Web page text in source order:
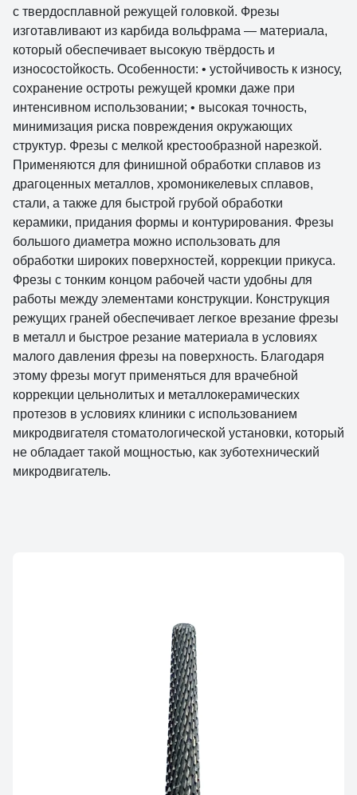
с твердосплавной режущей головкой. Фрезы
изготавливают из карбида вольфрама — материала,
который обеспечивает высокую твёрдость и
износостойкость. Особенности: • устойчивость к износу,
сохранение остроты режущей кромки даже при
интенсивном использовании; • высокая точность,
минимизация риска повреждения окружающих
структур. Фрезы с мелкой крестообразной нарезкой.
Применяются для финишной обработки сплавов из
драгоценных металлов, хромоникелевых сплавов,
стали, а также для быстрой грубой обработки
керамики, придания формы и контурирования. Фрезы
большого диаметра можно использовать для
обработки широких поверхностей, коррекции прикуса.
Фрезы с тонким концом рабочей части удобны для
работы между элементами конструкции. Конструкция
режущих граней обеспечивает легкое врезание фрезы
в металл и быстрое резание материала в условиях
малого давления фрезы на поверхность. Благодаря
этому фрезы могут применяться для врачебной
коррекции цельнолитых и металлокерамических
протезов в условиях клиники с использованием
микродвигателя стоматологической установки, который
не обладает такой мощностью, как зуботехнический
микродвигатель.